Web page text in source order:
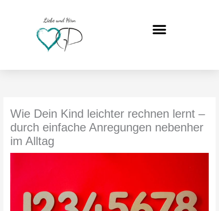
Wie Dein Kind leichter rechnen lernt –
durch einfache Anregungen nebenher
im Alltag